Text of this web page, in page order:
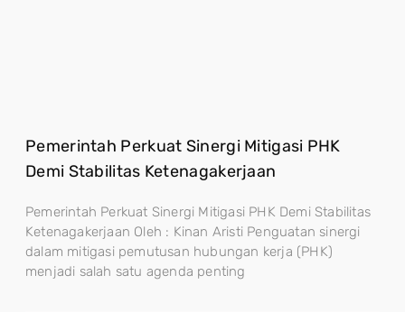
Pemerintah Perkuat Sinergi Mitigasi PHK
Demi Stabilitas Ketenagakerjaan
Pemerintah Perkuat Sinergi Mitigasi PHK Demi Stabilitas
Ketenagakerjaan Oleh : Kinan Aristi Penguatan sinergi
dalam mitigasi pemutusan hubungan kerja (PHK)
menjadi salah satu agenda penting